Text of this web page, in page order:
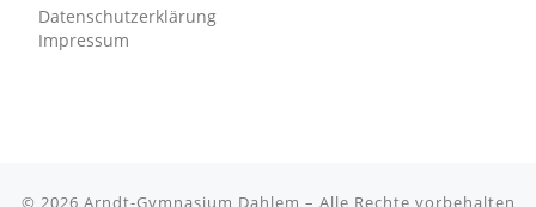
Datenschutzerklärung
Impressum
© 2026 Arndt-Gymnasium Dahlem – Alle Rechte vorbehalten